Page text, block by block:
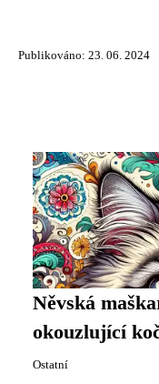
Publikováno: 23. 06. 2024
Něvská
okouzlující
Ostatní